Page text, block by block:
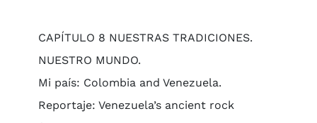
CAPÍTULO 8 NUESTRAS TRADICIONES.
NUESTRO MUNDO.
Mi país: Colombia and Venezuela.
Reportaje: Venezuela’s ancient rock